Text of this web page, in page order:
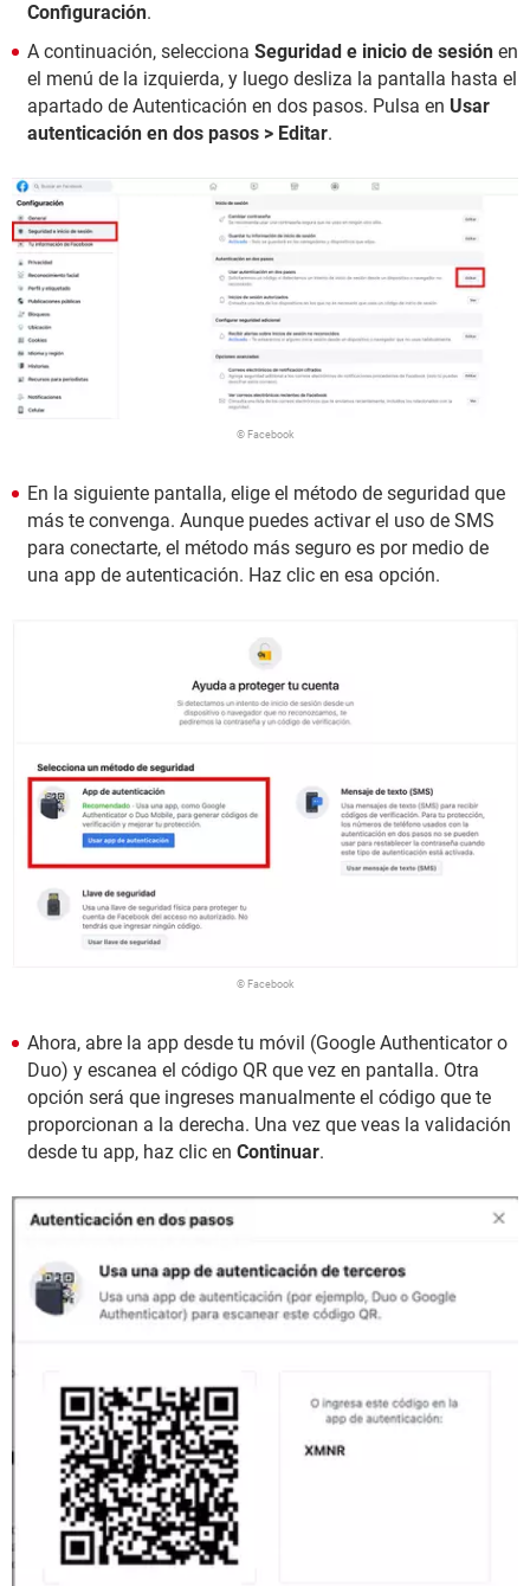
Configuración.
A continuación, selecciona Seguridad e inicio de sesión en
el menú de la izquierda, y luego desliza la pantalla hasta el
apartado de Autenticación en dos pasos. Pulsa en Usar
autenticación en dos pasos > Editar.
© Facebook
En la siguiente pantalla, elige el método de seguridad que
más te convenga. Aunque puedes activar el uso de SMS
para conectarte, el método más seguro es por medio de
una app de autenticación. Haz clic en esa opción.
© Facebook
Ahora, abre la app desde tu móvil (Google Authenticator o
Duo) y escanea el código QR que vez en pantalla. Otra
opción será que ingreses manualmente el código que te
proporcionan a la derecha. Una vez que veas la validación
desde tu app, haz clic en Continuar.